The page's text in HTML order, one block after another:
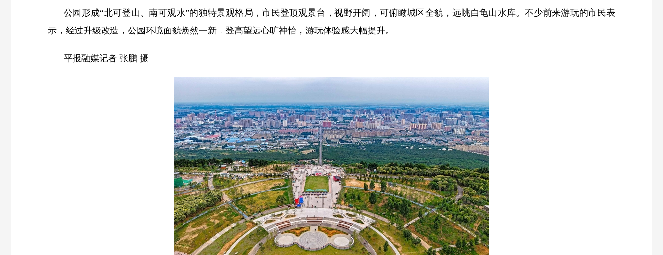
公园形成“北可登山、南可观水”的独特景观格局，市民登顶观景台，视野开阔，可俯瞰城区全貌，远眺白龟山水库。不少前来游玩的市民表
示，经过升级改造，公园环境面貌焕然一新，登高望远心旷神怡，游玩体验感大幅提升。
平报融媒记者 张鹏 摄